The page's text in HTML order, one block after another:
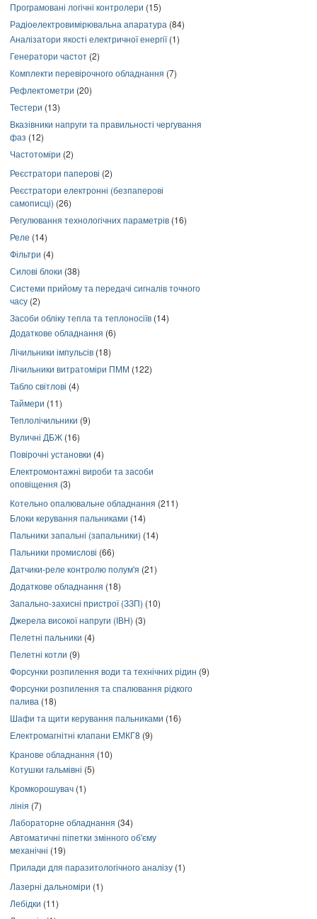
Програмовані логічні контролери (15)
Радіоелектровимірювальна апаратура (84)
Аналізатори якості електричної енергії(1)
Генератори частот (2)
Комплекти перевірочного обладнання (7)
Рефлектометри (20)
Тестери (13)
Вказівники напруги та правильності чергування
фаз (12)
Частотоміри (2)
Реєстратори паперові (2)
Реєстратори електронні (безпаперові
самописці) (26)
Регулювання технологічних параметрів (16)
Реле (14)
Фільтри (4)
Силові блоки (38)
Системи прийому та передачі сигналів точного
часу (2)
Засоби обліку тепла та теплоносіїв (14)
Додаткове обладнання (6)
Лічильники імпульсів (18)
Лічильники витратоміри ПММ (122)
Табло світлові (4)
Таймери (11)
Теплолічильники (9)
Вуличні ДБЖ (16)
Повірочні установки (4)
Електромонтажні вироби та засоби
оповіщення (3)
Котельно опалювальне обладнання (211)
Блоки керування пальниками (14)
Пальники запальні (запальники) (14)
Пальники промислові (66)
Датчики-реле контролю полум'я (21)
Додаткове обладнання (18)
Запально-захисні пристрої (ЗЗП) (10)
Джерела високої напруги (ІВН) (3)
Пелетні пальники (4)
Пелетні котли (9)
Форсунки розпилення води та технічних рідин (9)
Форсунки розпилення та спалювання рідкого
палива (18)
Шафи та щити керування пальниками (16)
Електромагнітні клапани ЕМКГ8 (9)
Кранове обладнання (10)
Котушки гальмівні (5)
Кромкорошувач (1)
лінія (7)
Лабораторне обладнання (34)
Автоматичні піпетки змінного об'єму
механічні (19)
Прилади для паразитологічного аналізу (1)
Лазерні дальноміри (1)
Лебідки (11)